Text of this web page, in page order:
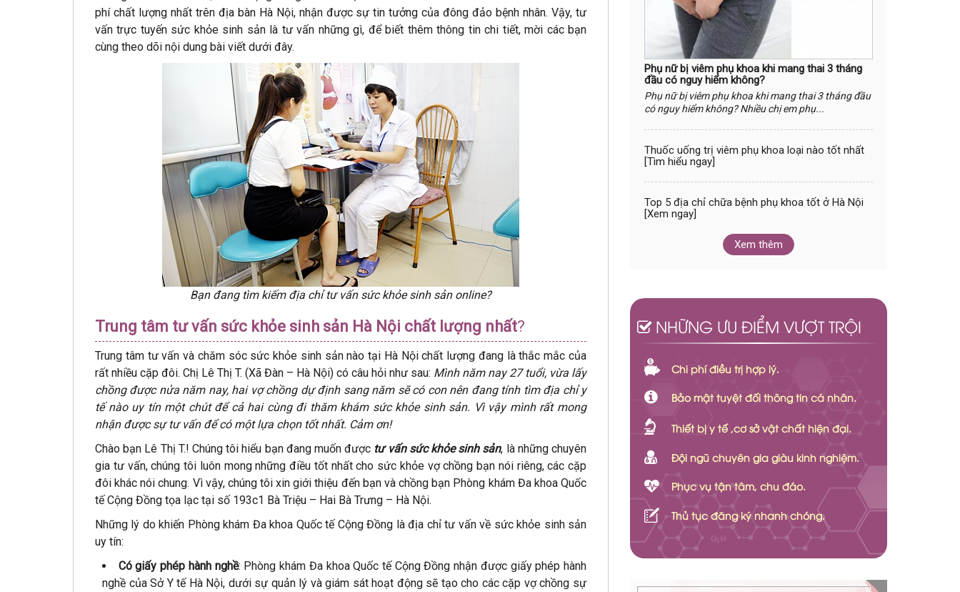
phí chất lượng nhất trên địa bàn Hà Nội, nhận được sự tin tưởng của đông đảo bệnh nhân. Vậy, tư
vấn trực tuyến sức khỏe sinh sản là tư vấn những gì, để biết thêm thông tin chi tiết, mời các bạn
cùng theo dõi nội dung bài viết dưới đây.
Bạn đang tìm kiếm địa chỉ tư vấn sức khỏe sinh sản online?
Trung tâm tư vấn sức khỏe sinh sản Hà Nội chất lượng nhất?
Trung tâm tư vấn và chăm sóc sức khỏe sinh sản nào tại Hà Nội chất lượng đang là thắc mắc của
rất nhiều cặp đôi. Chị Lê Thị T. (Xã Đàn – Hà Nội) có câu hỏi như sau: Mình năm nay 27 tuổi, vừa lấy
chồng được nửa năm nay, hai vợ chồng dự định sang năm sẽ có con nên đang tính tìm địa chỉ y
tế nào uy tín một chút để cả hai cùng đi thăm khám sức khỏe sinh sản. Vì vậy mình rất mong
nhận được sự tư vấn để có một lựa chọn tốt nhất. Cảm ơn!
Chào bạn Lê Thị T.! Chúng tôi hiểu bạn đang muốn được tư vấn sức khỏe sinh sản, là những chuyên
gia tư vấn, chúng tôi luôn mong những điều tốt nhất cho sức khỏe vợ chồng bạn nói riêng, các cặp
đôi khác nói chung. Vì vậy, chúng tôi xin giới thiệu đến bạn và chồng bạn Phòng khám Đa khoa Quốc
tế Cộng Đồng tọa lạc tại số 193c1 Bà Triệu – Hai Bà Trưng – Hà Nội.
Những lý do khiến Phòng khám Đa khoa Quốc tế Cộng Đồng là địa chỉ tư vấn về sức khỏe sinh sản
uy tín:
Có giấy phép hành nghề: Phòng khám Đa khoa Quốc tế Cộng Đồng nhận được giấy phép hành
nghề của Sở Y tế Hà Nội, dưới sự quản lý và giám sát hoạt động sẽ tạo cho các cặp vợ chồng sự
Phụ nữ bị viêm phụ khoa khi mang thai 3 tháng
đầu có nguy hiểm không?
Phụ nữ bị viêm phụ khoa khi mang thai 3 tháng đầu
có nguy hiểm không? Nhiều chị em phụ...
Thuốc uống trị viêm phụ khoa loại nào tốt nhất
[Tìm hiểu ngay]
Top 5 địa chỉ chữa bệnh phụ khoa tốt ở Hà Nội
[Xem ngay]
Xem thêm
NHỮNG ƯU ĐIỂM VƯỢT TRỘI
Chi phí điều trị hợp lý.
Bảo mật tuyệt đối thông tin cá nhân.
Thiết bị y tế ,cơ sở vật chất hiện đại.
Đội ngũ chuyên gia giàu kinh nghiệm.
Phục vụ tận tâm, chu đáo.
Thủ tục đăng ký nhanh chóng.